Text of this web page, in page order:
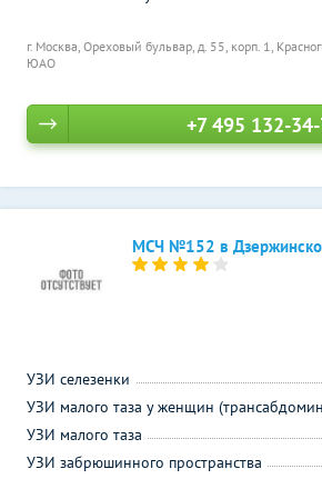
г. Москва, Ореховый бульвар, д. 55, корп. 1,
ЮАО
+7 495 132-
МСЧ №152 в
УЗИ селезенки
УЗИ малого таза у женщин
УЗИ малого таза
УЗИ забрюшинного пространства